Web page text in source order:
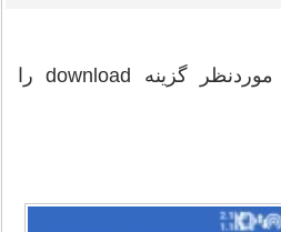
پس از انتخاب مناطق موردنظر گزینه download را